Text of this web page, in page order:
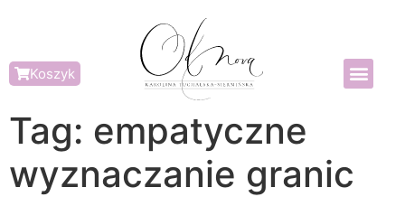
Koszyk
Tag: empatyczne
wyznaczanie granic